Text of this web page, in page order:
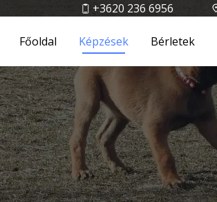
+3620 236 6956
Főoldal Képzések Bérletek